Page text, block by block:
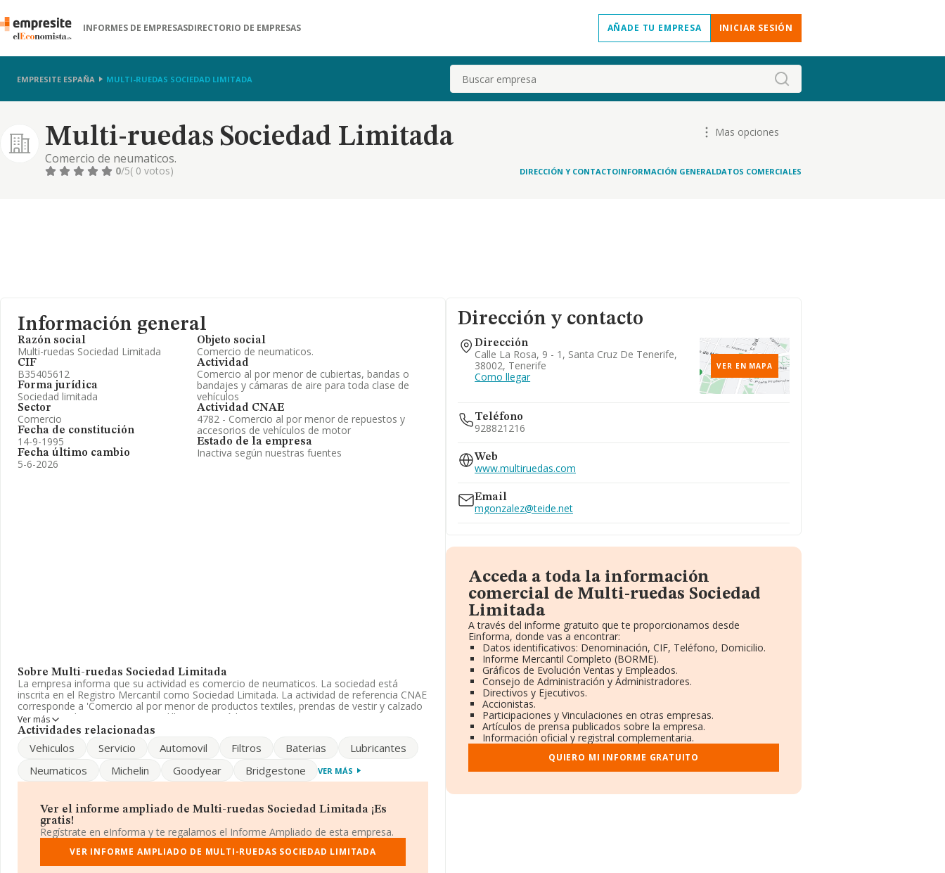
INFORMES DE EMPRESASDIRECTORIO DE EMPRESAS AÑADE TU EMPRESA INICIAR SESIÓN
EMPRESITE ESPAÑA MULTI-RUEDAS SOCIEDAD LIMITADA Buscar
Multi-ruedas Sociedad Limitada
Comercio de neumaticos.
Mas opciones
0/5( 0 votos) DIRECCIÓN Y CONTACTOINFORMACIÓN GENERALDATOS COMERCIALES
Información general
Razón social
Multi-ruedas Sociedad Limitada
CIF
B35405612
Forma jurídica
Sociedad limitada
Sector
Comercio
Fecha de constitución
14-9-1995
Fecha último cambio
5-6-2026
Objeto social
Comercio de neumaticos.
Actividad
Comercio al por menor de cubiertas, bandas o
bandajes y cámaras de aire para toda clase de
vehículos
Actividad CNAE
4782 - Comercio al por menor de repuestos y
accesorios de vehículos de motor
Estado de la empresa
Inactiva según nuestras fuentes
Sobre Multi-ruedas Sociedad Limitada
La empresa informa que su actividad es comercio de neumaticos. La sociedad está
inscrita en el Registro Mercantil como Sociedad Limitada. La actividad de referencia CNAE
corresponde a 'Comercio al por menor de productos textiles, prendas de vestir y calzado
en puestos de venta y en mercadillos', cuyo Código es 4782. La empresa no tiene
actividad en mercados exteriores.
Para comunicarse con sus oficinas, el número de teléfono es 928821216 y su email es
www.multiruedas.com.
Rosa núm. 9 1, (38002), en el municipio de Santa Cruz De Tenerife, Islas Canarias.
Con los datos a disposición de INFORMA sobre 5.536 empresas pertenecientes al sector,
la facturación en el ámbito nacional alcanza los 4.581 millones de euros y se estima que
el promedio de la facturación entre todas las empresas es de 827 mil euros. Respecto a
la información de la provincia (hablamos de Santa Cruz De Tenerife), en la base de datos
Ver más
Actividades relacionadas
Vehiculos Servicio Automovil Filtros Baterias
Lubricantes
Neumaticos
Michelin Goodyear Bridgestone VER MÁS
Ver el informe ampliado de Multi-ruedas Sociedad Limitada ¡Es
gratis!
Regístrate en eInforma y te regalamos el Informe Ampliado de esta empresa.
VER INFORME AMPLIADO DE MULTI-RUEDAS SOCIEDAD LIMITADA
Dirección y contacto
Dirección
Calle La Rosa, 9 - 1, Santa Cruz De Tenerife,
38002, Tenerife
Como llegar
VER EN MAPA
Teléfono
928821216
Web
www.multiruedas.com
Email
mgonzalez@teide.net
Acceda a toda la información
comercial de Multi-ruedas Sociedad
Limitada
A través del informe gratuito que te proporcionamos desde
Einforma, donde vas a encontrar:
Datos identificativos: Denominación, CIF, Teléfono, Domicilio.
Informe Mercantil Completo (BORME).
Gráficos de Evolución Ventas y Empleados.
Consejo de Administración y Administradores.
Directivos y Ejecutivos.
Accionistas.
Participaciones y Vinculaciones en otras empresas.
Artículos de prensa publicados sobre la empresa.
Información oficial y registral complementaria.
QUIERO MI INFORME GRATUITO